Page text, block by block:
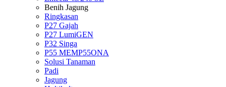
Benih Jagung
Ringkasan
P27 Gajah
P27 LumiGEN
P32 Singa
P55 MEMP55ONA
Solusi Tanaman
Padi
Jagung